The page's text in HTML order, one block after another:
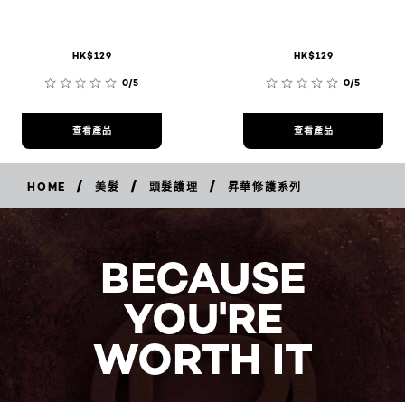
HK$129
0/5
查看產品
HK$129
0/5
查看產品
HOME / 美髮 / 頭髮護理 / 昇華修護系列
BECAUSE
YOU'RE
WORTH IT